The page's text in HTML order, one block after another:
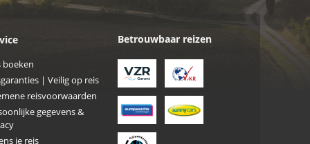
boeken
| Veilig op reis
reisvoorwaarden
gegevens &
je reis
Betrouwbaar reizen